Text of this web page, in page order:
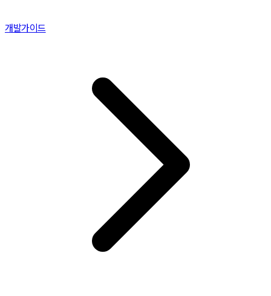
개발가이드